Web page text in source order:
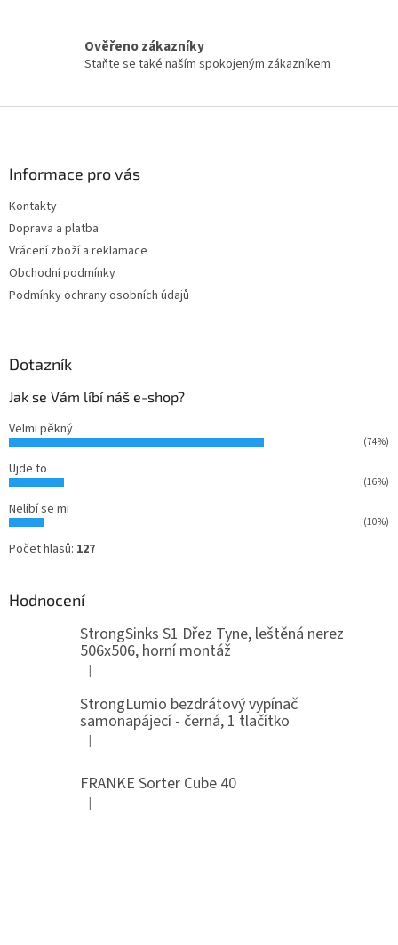
Ověřeno zákazníky
Staňte se také naším spokojeným zákazníkem
Informace pro vás
Kontakty
Doprava a platba
Vrácení zboží a reklamace
Obchodní podmínky
Podmínky ochrany osobních údajů
Dotazník
Jak se Vám líbí náš e-shop?
Velmi pěkný
(74%)
Ujde to
(16%)
Nelíbí se mi
(10%)
Počet hlasů: 127
Hodnocení
StrongSinks S1 Dřez Tyne, leštěná nerez
506x506, horní montáž
Hodnocení produktu je 5 z 5 hvězdiček.
|
StrongLumio bezdrátový vypínač
samonapájecí - černá, 1 tlačítko
Hodnocení produktu je 4 z 5 hvězdiček.
|
FRANKE Sorter Cube 40
Hodnocení produktu je 3 z 5 hvězdiček.
|